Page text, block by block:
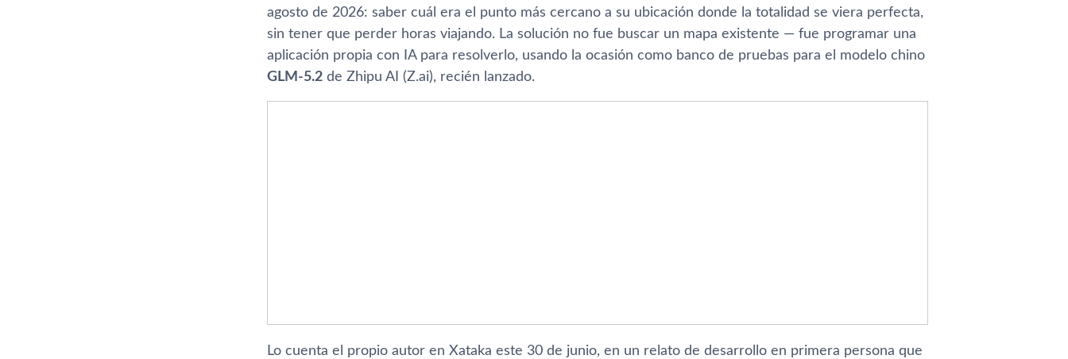
agosto de 2026: saber cuál era el punto más cercano a su ubicación donde la totalidad se viera perfecta,
sin tener que perder horas viajando. La solución no fue buscar un mapa existente — fue programar una
aplicación propia con IA para resolverlo, usando la ocasión como banco de pruebas para el modelo chino
GLM-5.2 de Zhipu AI (Z.ai), recién lanzado.
Lo cuenta el propio autor en Xataka este 30 de junio, en un relato de desarrollo en primera persona que